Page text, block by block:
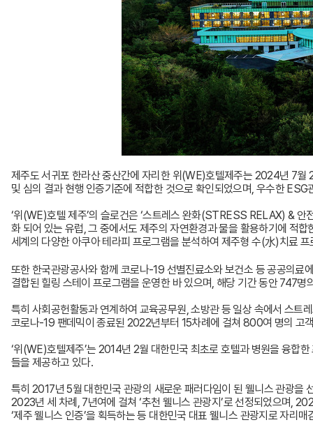
제주도 서귀포 한라산 중산간에 자리한 위(WE)호텔제주는 2024년 7월
및 심의 결과 현행 인증기준에 적합한 것으로 확인되었으며, 우수한
‘위(WE)호텔 제주’의 슬로건은 ‘스트레스 완화(STRESS RELAX) &
화 되어 있는 유럽, 그 중에서도 제주의 자연환경과 물을 활용하기에 적
세계의 다양한 아쿠아 테라피 프로그램을 분석하여 제주형 수(水)치료
또한 한국관광공사와 함께 코로나-19 선별진료소와 보건소 등 공공의
결합된 힐링 스테이 프로그램을 운영한 바 있으며, 해당 기간 동안 747
특히 사회공헌활동과 연계하여 교육공무원, 소방관 등 일상 속에서 스트
코로나-19 팬데믹이 종료된 2022년부터 15차례에 걸쳐 800여 명의 고
‘위(WE)호텔제주’는 2014년 2월 대한민국 최초로 호텔과 병원을 융합
들을 제공하고 있다.
특히 2017년 5월 대한민국 관광의 새로운 패러다임이 된 웰니스 관광을
2023년 세 차례, 7년여에 걸쳐 ‘추천 웰니스 관광지’로 선정되었으며,
‘제주 웰니스 인증’을 획득하는 등 대한민국 대표 웰니스 관광지로 자리매